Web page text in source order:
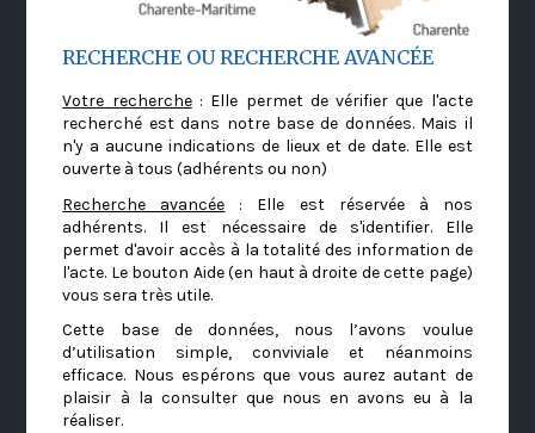
RECHERCHE OU RECHERCHE AVANCÉE
Votre recherche: Elle permet de vérifier que l'acte
recherché est dans notre base de données. Mais il
n'y a aucune indications de lieux et de date. Elle est
ouverte à tous (adhérents ou non)
Recherche avancée : Elle est réservée à nos
adhérents. Il est nécessaire de s'identifier. Elle
permet d'avoir accès à la totalité des information de
l'acte. Le bouton Aide (en haut à droite de cette page)
vous sera très utile.
Cette base de données, nous l’avons voulue
d’utilisation simple, conviviale et néanmoins
efficace. Nous espérons que vous aurez autant de
plaisir à la consulter que nous en avons eu à la
réaliser.